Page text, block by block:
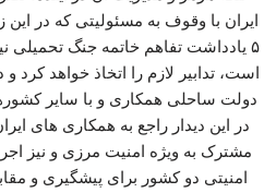
ایران با وقوف به مسئولیتی که در
۵ یادداشت تفاهم خاتمه جنگ
است، تدابیر لازم را اتخاذ خواهد کرد
دولت ساحلی همکاری و با سایر
در این دیدار راجع به همکاری ‌های
مشترک به ویژه امنیت مرزی و نیز
امنیتی دو کشور برای پیشگیری و